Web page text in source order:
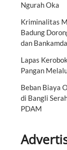
Ngurah Oka
Kriminalitas
Badung
dan Bankamda
Lapas
Pangan
Beban Biaya
di Bangli
PDAM